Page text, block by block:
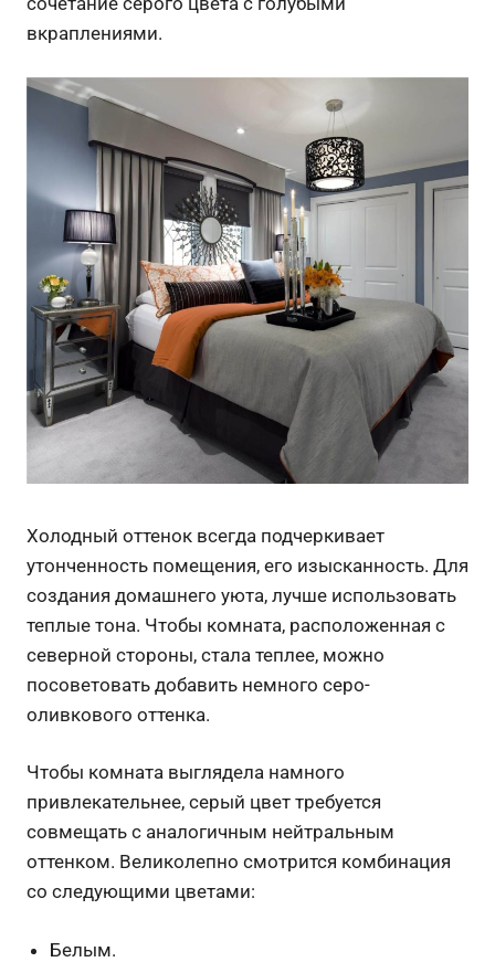
вкраплениями.
Холодный оттенок всегда подчеркивает
утонченность помещения, его изысканность. Для
создания домашнего уюта, лучше использовать
теплые тона. Чтобы комната, расположенная с
северной стороны, стала теплее, можно
посоветовать добавить немного серо-
оливкового оттенка.
Чтобы комната выглядела намного
привлекательнее, серый цвет требуется
совмещать с аналогичным нейтральным
оттенком. Великолепно смотрится комбинация
со следующими цветами:
Белым.